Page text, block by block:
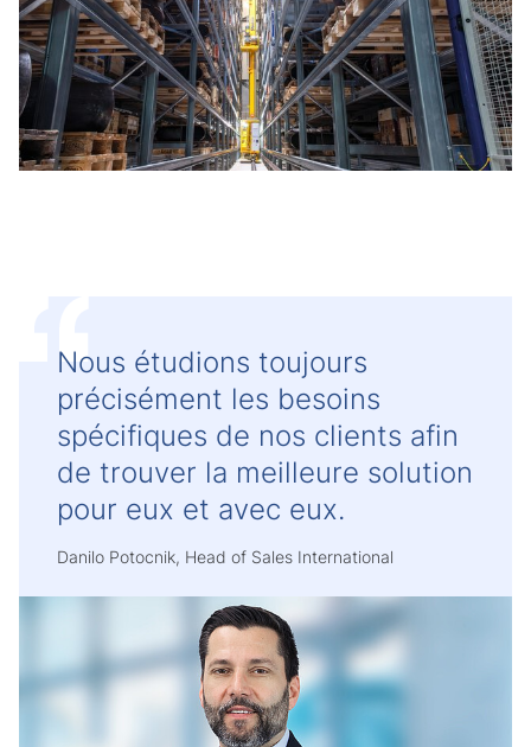
Nous étudions toujours
précisément les besoins
spécifiques de nos clients afin
de trouver la meilleure solution
pour eux et avec eux.
Danilo Potocnik, Head of Sales International